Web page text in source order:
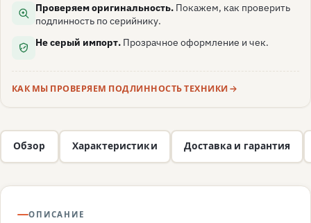
Проверяем оригинальность. Покажем, как проверить
подлинность по серийнику.
Не серый импорт. Прозрачное оформление и чек.
КАК МЫ ПРОВЕРЯЕМ ПОДЛИННОСТЬ ТЕХНИКИ
Обзор Характеристики Доставка и гарантия
ОПИСАНИЕ